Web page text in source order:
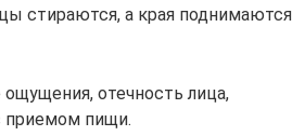
стираются, а края поднимаются
отечность лица,
приемом пищи.